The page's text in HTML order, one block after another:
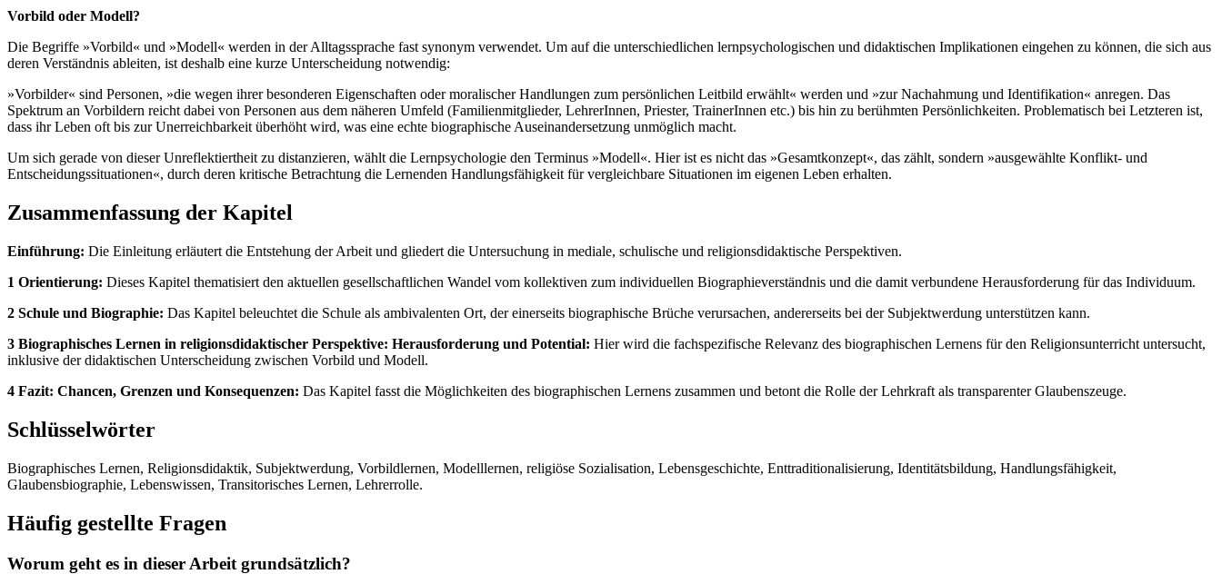
Vorbild oder Modell?
Die Begriffe »Vorbild« und »Modell« werden in der Alltagssprache fast synonym verwendet. Um auf die unterschiedlichen lernpsychologischen und didaktischen Implikationen eingehen zu können, die sich aus
deren Verständnis ableiten, ist deshalb eine kurze Unterscheidung notwendig:
»Vorbilder« sind Personen, »die wegen ihrer besonderen Eigenschaften oder moralischer Handlungen zum persönlichen Leitbild erwählt« werden und »zur Nachahmung und Identifikation« anregen. Das
Spektrum an Vorbildern reicht dabei von Personen aus dem näheren Umfeld (Familienmitglieder, LehrerInnen, Priester, TrainerInnen etc.) bis hin zu berühmten Persönlichkeiten. Problematisch bei Letzteren ist,
dass ihr Leben oft bis zur Unerreichbarkeit überhöht wird, was eine echte biographische Auseinandersetzung unmöglich macht.
Um sich gerade von dieser Unreflektiertheit zu distanzieren, wählt die Lernpsychologie den Terminus »Modell«. Hier ist es nicht das »Gesamtkonzept«, das zählt, sondern »ausgewählte Konflikt- und
Entscheidungssituationen«, durch deren kritische Betrachtung die Lernenden Handlungsfähigkeit für vergleichbare Situationen im eigenen Leben erhalten.
Zusammenfassung der Kapitel
Einführung: Die Einleitung erläutert die Entstehung der Arbeit und gliedert die Untersuchung in mediale, schulische und religionsdidaktische Perspektiven.
1 Orientierung: Dieses Kapitel thematisiert den aktuellen gesellschaftlichen Wandel vom kollektiven zum individuellen Biographieverständnis und die damit verbundene Herausforderung für das Individuum.
2 Schule und Biographie: Das Kapitel beleuchtet die Schule als ambivalenten Ort, der einerseits biographische Brüche verursachen, andererseits bei der Subjektwerdung unterstützen kann.
3 Biographisches Lernen in religionsdidaktischer Perspektive: Herausforderung und Potential: Hier wird die fachspezifische Relevanz des biographischen Lernens für den Religionsunterricht untersucht,
inklusive der didaktischen Unterscheidung zwischen Vorbild und Modell.
4 Fazit: Chancen, Grenzen und Konsequenzen: Das Kapitel fasst die Möglichkeiten des biographischen Lernens zusammen und betont die Rolle der Lehrkraft als transparenter Glaubenszeuge.
Schlüsselwörter
Biographisches Lernen, Religionsdidaktik, Subjektwerdung, Vorbildlernen, Modelllernen, religiöse Sozialisation, Lebensgeschichte, Enttraditionalisierung, Identitätsbildung, Handlungsfähigkeit,
Glaubensbiographie, Lebenswissen, Transitorisches Lernen, Lehrerrolle.
Häufig gestellte Fragen
Worum geht es in dieser Arbeit grundsätzlich?